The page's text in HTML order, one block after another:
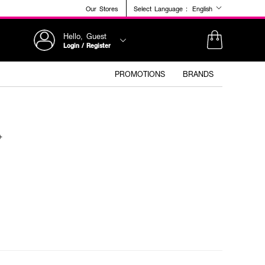
Our Stores Select Language : English
Hello, Guest
Login / Register
PROMOTIONS BRANDS